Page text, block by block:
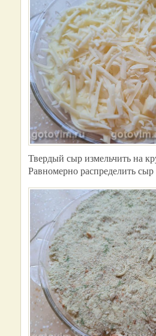
Твердый сыр измельчить на
Равномерно распределить